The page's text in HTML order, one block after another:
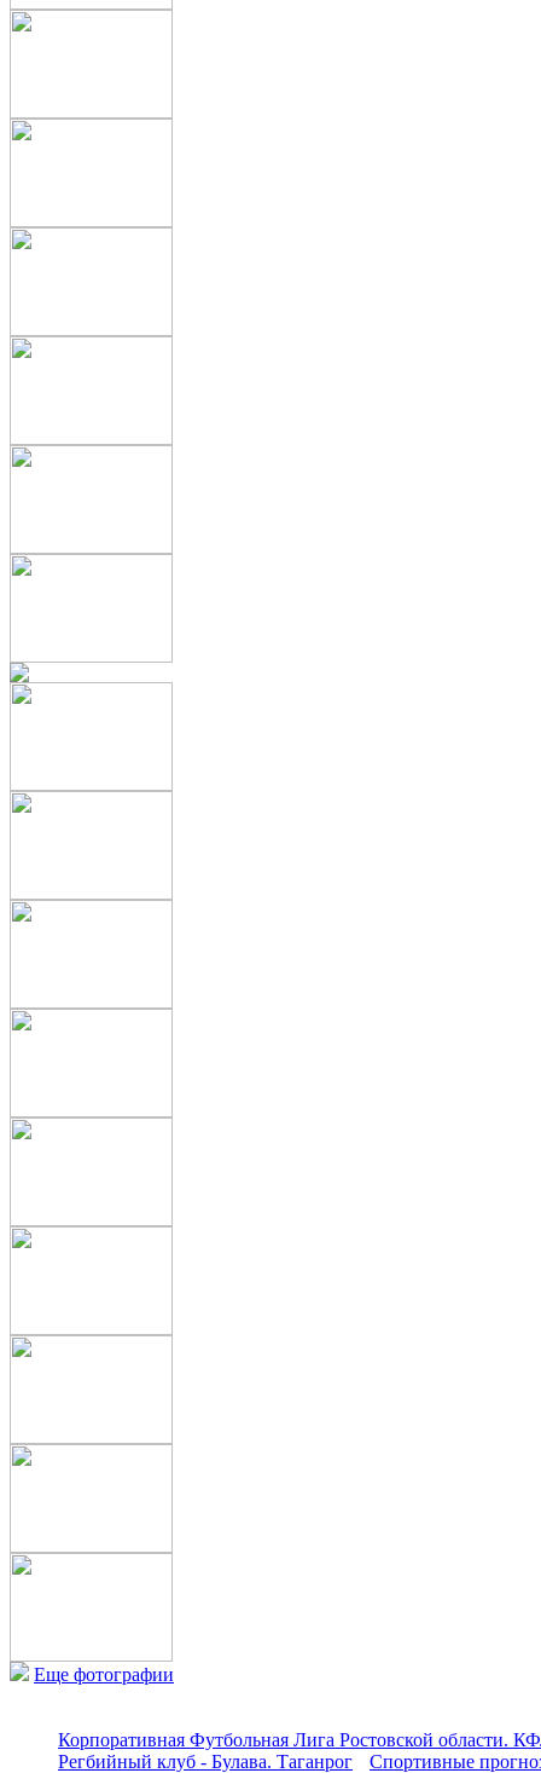
Еще фотографии
Корпоративная Футбольная Лига Ростовской области.
Регбийный клуб - Булава. Таганрог
Спортивные